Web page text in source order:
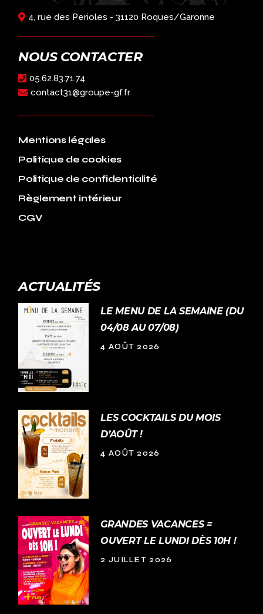
4, rue des Perioles - 31120 Roques/Garonne
NOUS CONTACTER
05.62.83.71.74
contact31@groupe-gf.fr
Mentions légales
Politique de cookies
Politique de confidentialité
Règlement intérieur
CGV
ACTUALITÉS
LE MENU DE LA SEMAINE (DU
04/08 AU 07/08)
4 AOÛT 2026
LES COCKTAILS DU MOIS
D’AOÛT !
4 AOÛT 2026
GRANDES VACANCES =
OUVERT LE LUNDI DÈS 10H !
2 JUILLET 2026